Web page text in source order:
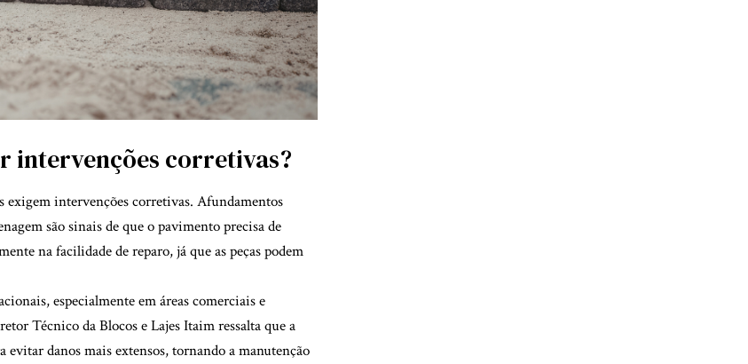
intervenções corretivas?
exigem intervenções corretivas. Afundamentos
são sinais de que o pavimento precisa de
na facilidade de reparo, já que as peças podem
especialmente em áreas comerciais e
Técnico da Blocos e Lajes Itaim ressalta que a
danos mais extensos, tornando a manutenção